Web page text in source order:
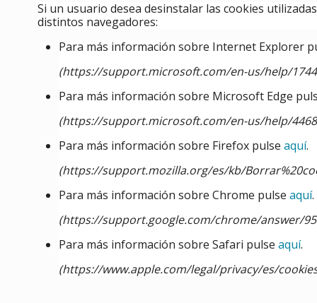
Si un usuario desea desinstalar las cookies
distintos navegadores:
Para más información sobre Internet Explorer
(https://support.microsoft.com/en-us/help/
Para más información sobre Microsoft Edge
(https://support.microsoft.com/en-us/help/
Para más información sobre Firefox pulse aquí.
(https://support.mozilla.org/es/kb/
Para más información sobre Chrome pulse aquí.
(https://support.google.com/chrome/answer/
Para más información sobre Safari pulse aquí.
(https://www.apple.com/legal/privacy/es/